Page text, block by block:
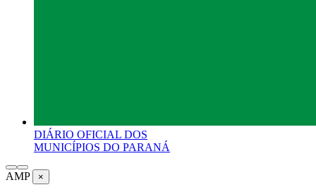
DIÁRIO OFICIAL DOS
MUNICÍPIOS DO PARANÁ
AMP ×